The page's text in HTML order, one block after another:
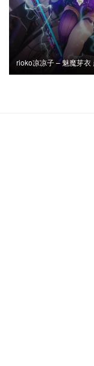
rioko凉凉子 – 魅魔芽衣